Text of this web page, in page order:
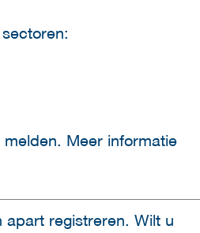
Meer informatie
registreren. Wilt u